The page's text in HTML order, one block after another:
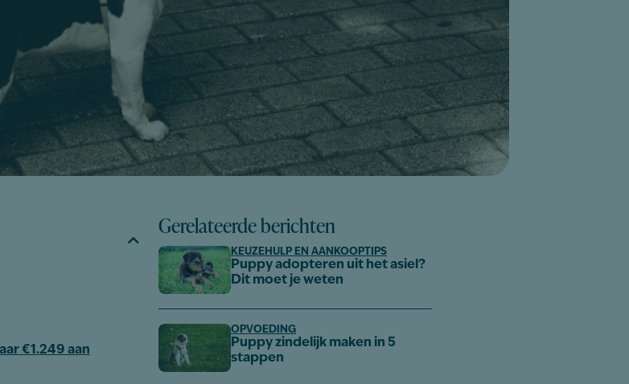
€1.249 aan
Gerelateerde berichten
KEUZEHULP EN AANKOOPTIPS
Puppy adopteren uit het asiel?
Dit moet je weten
OPVOEDING
Puppy zindelijk maken in 5
stappen